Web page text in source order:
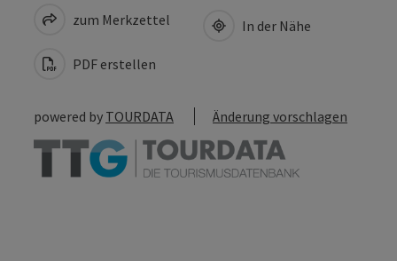
zum Merkzettel
PDF erstellen
In der Nähe
powered by TOURDATA Änderung vorschlagen